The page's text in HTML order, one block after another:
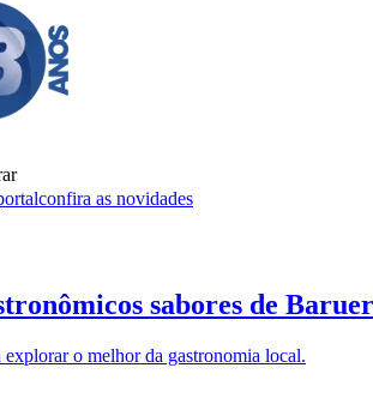
Novo
confira as novidades
sabores de
explorar o melhor da gastronomia local.